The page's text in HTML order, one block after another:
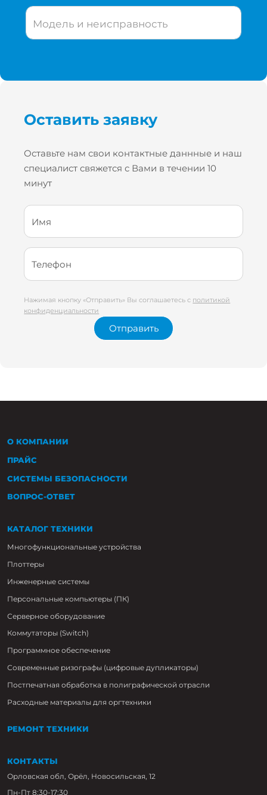
Модель и неисправность
Оставить заявку
Оставьте нам свои контактные даннные и наш
специалист свяжется с Вами в течении 10
минут
Имя
Телефон
Нажимая кнопку «Отправить» Вы соглашаетесь с политикой
конфиденциальности
Отправить
О КОМПАНИИ
ПРАЙС
СИСТЕМЫ БЕЗОПАСНОСТИ
ВОПРОС-ОТВЕТ
КАТАЛОГ ТЕХНИКИ
Многофункциональные устройства
Плоттеры
Инженерные системы
Персональные компьютеры (ПК)
Серверное оборудование
Коммутаторы (Switch)
Программное обеспечение
Современные ризографы (цифровые дупликаторы)
Постпечатная обработка в полиграфической отрасли
Расходные материалы для оргтехники
РЕМОНТ ТЕХНИКИ
КОНТАКТЫ
Орловская обл, Орёл, Новосильская, 12
Пн-Пт 8:30-17:30